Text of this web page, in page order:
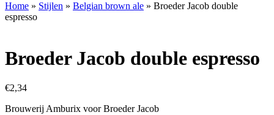
Home » Stijlen » Belgian brown ale » Broeder Jacob double
espresso
Broeder Jacob double espresso
€2,34
Brouwerij Amburix voor Broeder Jacob